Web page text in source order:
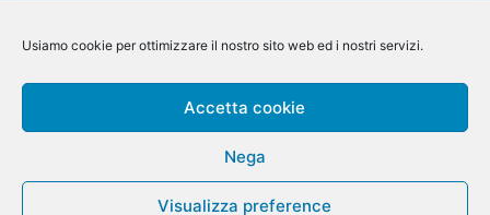
Usiamo cookie per ottimizzare il nostro sito web ed i nostri servizi.
Accetta cookie
Nega
Visualizza preference
Contatti:
info@arscommunication.it
@ArsCommunication 2023